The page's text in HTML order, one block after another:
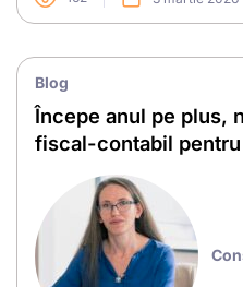
Blog
Începe anul pe plus,
fiscal-contabil